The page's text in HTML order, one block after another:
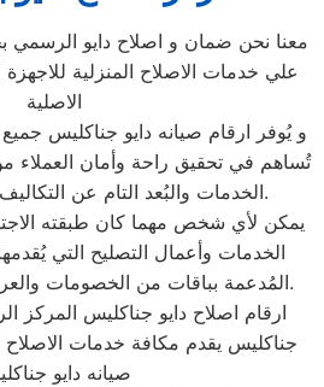
معنا نحن ضمان و اصلاح دايو الرسمي
علي خدمات الاصلاح المنزلية للاجهزة
الاصلية
و يُوفر ارقام صيانه دايو جناكليس
تُساهم في تحقيق راحة وأمان العملاء
الخدمات والبُعد التام عن التكاليف المالية باهظة الثمن.
يمكن لأي شخص مهما كان طبقته
الخدمات وأعمال التصليح التي
المُدعمة بباقات من الخصومات والعروض التي ليس لها مثيل.
ارقام اصلاح دايو جناكليس المركز
جناكليس يقدم مكافة خدمات
صيانه دايو